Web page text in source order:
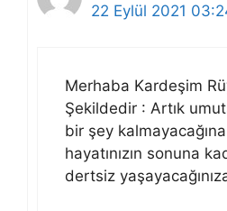
22 Eylül 2021
Merhaba Kardeşim
Şekildedir : Artık
bir şey
hayatınızın sonuna
dertsiz